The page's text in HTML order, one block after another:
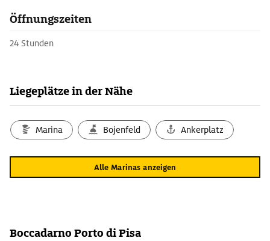
Öffnungszeiten
24 Stunden
Liegeplätze in der Nähe
Marina Bojenfeld Ankerplatz
Alle Marinas anzeigen
Boccadarno Porto di Pisa